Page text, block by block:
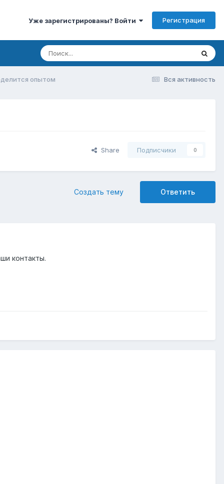
Уже зарегистрированы? Войти Регистрация
Вся активность
опытом
Share Подписчики 0
Ответить
Создать тему
контакты.